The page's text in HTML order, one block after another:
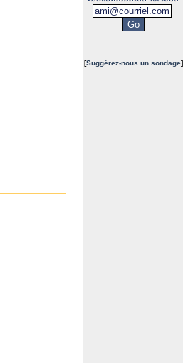
[Suggérez-nous un sondage]